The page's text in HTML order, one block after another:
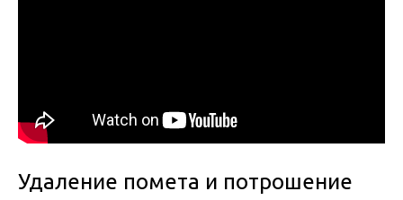
Удаление помета и потрошение